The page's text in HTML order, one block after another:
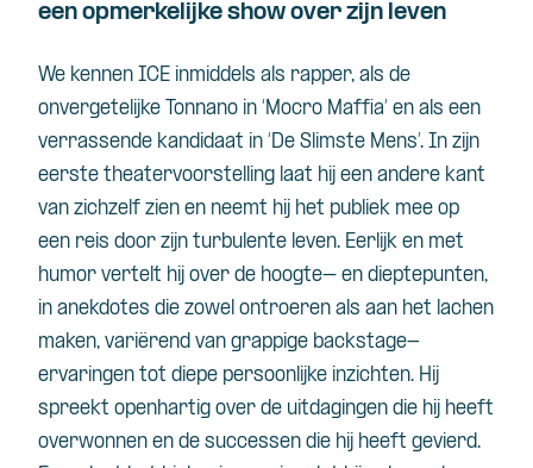
een opmerkelijke show over zijn leven
We kennen ICE inmiddels als rapper, als de
onvergetelijke
Tonnano in ‘Mocro Maffia’ en als een
verrassende kandidaat in ‘De Slimste Mens’. In zijn
eerste theatervoorstelling laat hij een andere kant
van zichzelf zien en neemt hij het publiek mee op
een reis door zijn turbulente leven. Eerlijk en met
humor vertelt hij over de hoogte– en dieptepunten,
in anekdotes die zowel ontroeren als aan het lachen
maken, variërend van grappige backstage-
ervaringen tot diepe persoonlijke inzichten. Hij
spreekt openhartig over de uitdagingen die hij heeft
overwonnen en de successen die hij heeft gevierd.